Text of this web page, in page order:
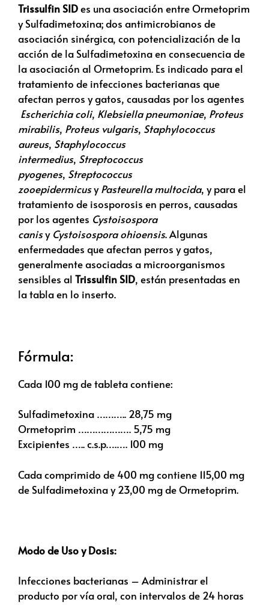
Trissulfin SIDes una asociación entre Ormetoprim
y Sulfadimetoxina; dos antimicrobianos de
asociación sinérgica, con potencialización de la
acción de la Sulfadimetoxina en consecuencia de
la asociación al Ormetoprim. Es indicado para el
tratamiento de infecciones bacterianas que
afectan perros y gatos, causadas por los agentes
Escherichia coli, Klebsiella pneumoniae, Proteus
mirabilis, Proteus vulgaris, Staphylococcus
aureus, Staphylococcus
intermedius, Streptococcus
pyogenes, Streptococcus
zooepidermicusyPasteurella multocida, y para el
tratamiento de isosporosis en perros, causadas
por los agentes Cystoisospora
canisy Cystoisospora ohioensis. Algunas
enfermedades que afectan perros y gatos,
generalmente asociadas a microorganismos
sensibles al Trissulfin SID, están presentadas en
la tabla en lo inserto.
Fórmula:
Cada 100 mg de tableta contiene:
Sulfadimetoxina ……….. 28,75 mg
Ormetoprim ………………. 5,75 mg
Excipientes ….. c.s.p….…. 100 mg
Cada comprimido de 400 mg contiene 115,00 mg
de Sulfadimetoxina y 23,00 mg de Ormetoprim.
Modo de Uso y Dosis:
Infecciones bacterianas – Administrar el
producto por vía oral, con intervalos de 24 horas